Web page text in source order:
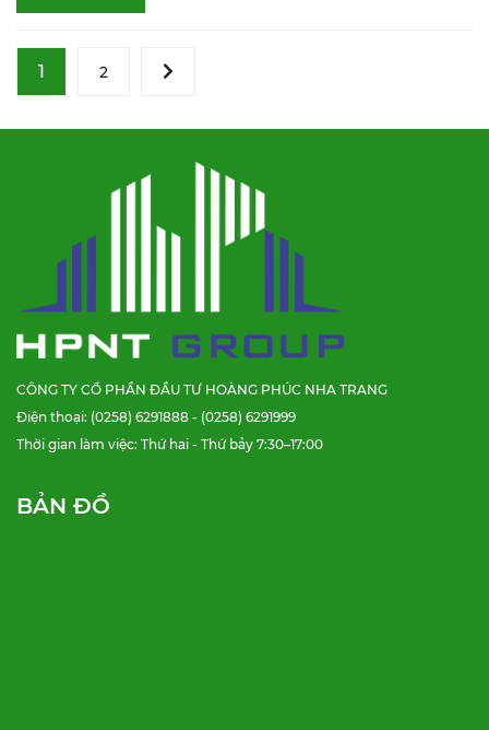
1 2
CÔNG TY CỔ PHẦN ĐẦU TƯ HOÀNG PHÚC NHA TRANG
Điện thoại: (0258) 6291888 - (0258) 6291999
Thời gian làm việc: Thứ hai - Thứ bảy 7:30–17:00
BẢN ĐỒ